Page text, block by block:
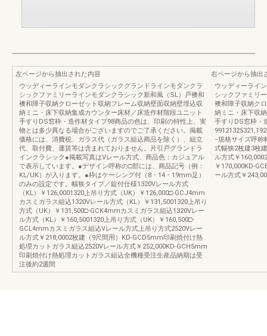
左ページから抽出された内容
ウッディーラインモダンクラシックグランドラインモダンクラ
シックファミリーラインモダンクラシック新和風（SL）戸襖和
襖和障子収納クローゼット収納フレーム収納壁面収納壁埋込収
納ミニ・床下収納集成カウンター床材／床造作材階段ユニット
手すりDS窓枠・造作材タイプ98商品の色は、印刷の特性上、実
物とは多少異なる場合がございますのでご了承ください。掲載
価格には、消費税、ガラス代（ガラス組込商品を除く）、組立
代、取付費、運賃等は含まれておりません。片引戸グランドラ
インクラシック●掲載写真はVレール方式、商品色：カジュアル
で表示しています。●デザイン呼称の□部には、商品記号（例：
KL/UK）が入ります。●枠はケーシング付（8・14・19mm足）
のみの設定です。幅狭タイプ／錠付仕様1320Vレール方式
（KL）￥126,0001320上吊り方式（UK）￥126,000□-GCJ4mm
カスミガラス組込1320Vレール方式（KL）￥131,5001320上吊り
方式（UK）￥131,500□-GCK4mmカスミガラス組込1320Vレー
ル方式（KL）￥160,5001320上吊り方式（UK）￥160,500□-
GCL4mmカスミガラス組込Vレール方式上吊り方式2520Vレー
ル方式￥218,0002枚建（9尺間用）KD-GCD5mm印刷焼付け熱
処理カットガラス組込2520Vレール方式￥252,000KD-GCH5mm
印刷焼付け熱処理カットガラス組込全機種受注生産品納期は受
注後約2週間
右ページから抽出
ウッディーライ
シックファミリ
襖和障子収納ク
納ミニ・床下収
手すりDS窓枠・
−規格サイズ呼称
式幅狭2枚建3枚
ル方式￥
￥170,000KD-
ール方式￥